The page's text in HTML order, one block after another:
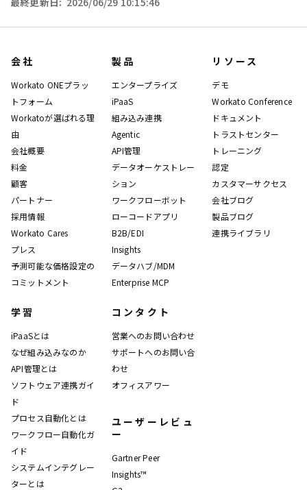
会社
Workato ONEプラッ
トフォーム
Workatoが選ばれる理
由
会社概要
料金
顧客
パートナー
採用情報
Workato Cares
プレス
予測可能な価格設定の
コミットメント
製品
エンタープライズ
iPaaS
組み込み連携
Agentic
API管理
データオーケストレー
ション
ワークフローボット
ローコードアプリ
B2B/EDI
Insights
データハブ/MDM
Enterprise MCP
リソース
デモ
Workato Conference
ドキュメント
トラストセンター
トレーニング
認定
カスタマーサクセス
会社ブログ
製品ブログ
連携ライブラリ
学習
iPaaSとは
なぜ組み込みなのか
API管理とは
ソフトウェア連携ガイ
ド
プロセス自動化とは
ワークフロー自動化ガ
イド
システムインテグレー
ターとは
コンタクト
営業へのお問い合わせ
サポートへのお問い合
わせ
オフィスアワー
ユーザーレビュ
ー
Gartner Peer
Insights™